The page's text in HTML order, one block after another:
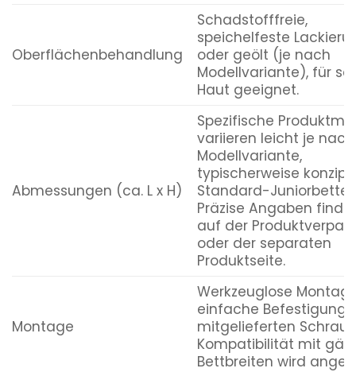
Oberflächenbehandlung
Schadstofffreie,
speichelfeste
oder geölt (je nach
Modellvariante), für
Haut geeignet.
Abmessungen (ca. L x H)
Spezifische
variieren leicht je nach
Modellvariante,
typischerweise
Standard-
Präzise Angaben
auf der
oder der separaten
Produktseite.
Montage
Werkzeuglose
einfache Befestigung
mitgelieferten
Kompatibilität mit
Bettbreiten wird